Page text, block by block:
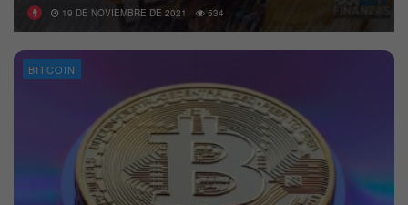
19 DE NOVIEMBRE DE 2021 534
BITCOIN